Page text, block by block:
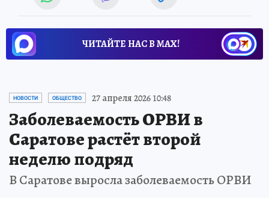
ЧИТАЙТЕ НАС В МАХ!
НОВОСТИ ОБЩЕСТВО 27 апреля 2026 10:48
Заболеваемость ОРВИ в
Саратове растёт второй
неделю подряд
В Саратове выросла заболеваемость ОРВИ